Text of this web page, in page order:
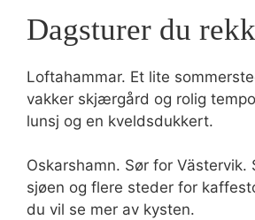
Dagsturer du
Loftahammar. Et lite
vakker skjærgård og rolig
lunsj og en kveldsdukkert.
Oskarshamn. Sør for Västervik.
sjøen og flere steder for
du vil se mer av kysten.